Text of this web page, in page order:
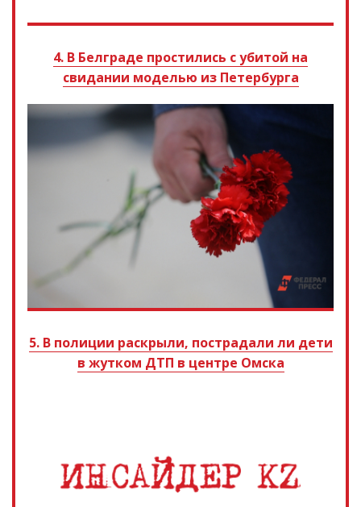
4. В Белграде простились с убитой на
свидании моделью из Петербурга
5. В полиции раскрыли, пострадали ли дети
в жутком ДТП в центре Омска